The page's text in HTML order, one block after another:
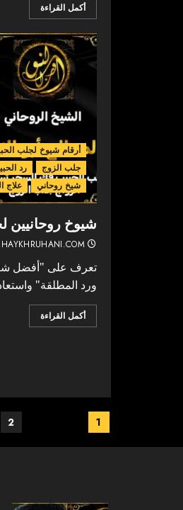
أكمل القراءة
أرقام شيوخ لجلب
جلب الزوج
رد
شيخ روحاني
علاج
شيوخ روحانيين
تعرف على "أفضل
ورد المطلقة"
أكمل القراءة
Posts
pagination
1
2